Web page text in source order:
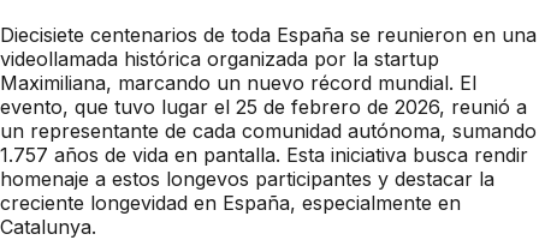
Diecisiete centenarios de toda España se reunieron en una
videollamada histórica organizada por la startup
Maximiliana, marcando un nuevo récord mundial. El
evento, que tuvo lugar el 25 de febrero de 2026, reunió a
un representante de cada comunidad autónoma, sumando
1.757 años de vida en pantalla. Esta iniciativa busca rendir
homenaje a estos longevos participantes y destacar la
creciente longevidad en España, especialmente en
Catalunya.